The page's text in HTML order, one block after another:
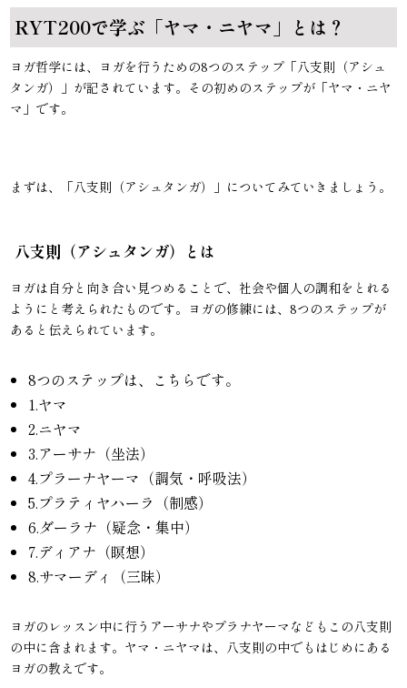
RYT200で学ぶ「ヤマ・ニヤマ」とは？
ヨガ哲学には、ヨガを行うための8つのステップ「八支則（アシュ
タンガ）」が記されています。その初めのステップが「ヤマ・ニヤ
マ」です。
まずは、「八支則（アシュタンガ）」についてみていきましょう。
八支則（アシュタンガ）とは
ヨガは自分と向き合い見つめることで、社会や個人の調和をとれる
ようにと考えられたものです。ヨガの修練には、8つのステップが
あると伝えられています。
8つのステップは、こちらです。
1.ヤマ
2.ニヤマ
3.アーサナ（坐法）
4.プラーナヤーマ（調気・呼吸法）
5.プラティヤハーラ（制感）
6.ダーラナ（疑念・集中）
7.ディアナ（瞑想）
8.サマーディ（三昧）
ヨガのレッスン中に行うアーサナやプラナヤーマなどもこの八支則
の中に含まれます。ヤマ・ニヤマは、八支則の中でもはじめにある
ヨガの教えです。